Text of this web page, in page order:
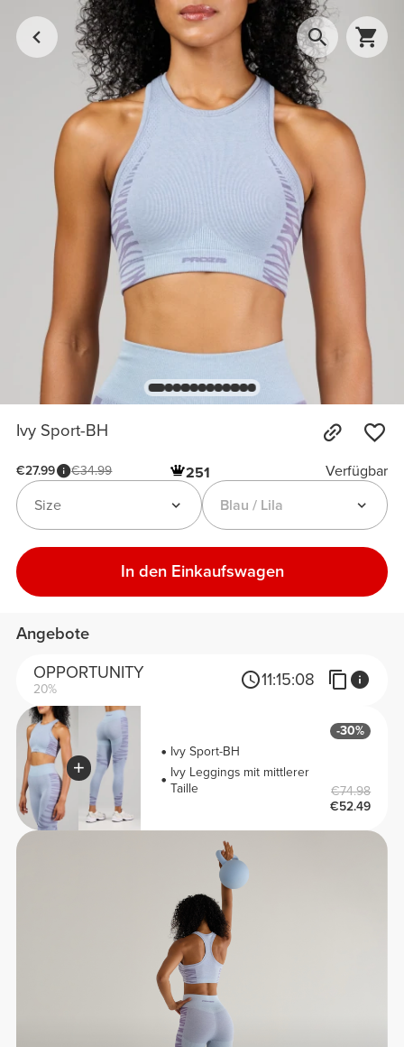
Ivy Sport-BH
€27.99 €34.99 251
Verfügbar
Blau / Lila
Size
In den Einkaufswagen
Angebote
Ivy Sport-BH
Ivy Leggings mit mittlerer
Taille
-30%
€74.98
€52.49
OPPORTUNITY
20% 11:15:08